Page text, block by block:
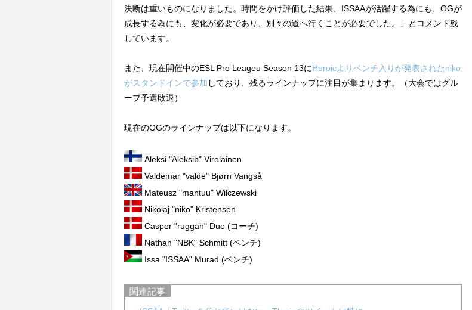
決断は重いものになりました。時間をかけ評価した結果、ISSAAが活躍する為にも、OGが
成長する為にも、変化が必要であり、別々の道へ行くことが必要でした。」とコメント残
しています。
また、現在開催中のESL Pro Leageu Season 13にHeroicよりベンチ入りが発表されたniko
がスタンドインで参加 しており、残るラインナップに注目が集まります。（大会ではグル
ープ予選敗退）
現在のOGのラインナップは以下になります。
Aleksi "Aleksib" Virolainen
Valdemar "valde" Bjørn Vangså
Mateusz "mantuu" Wilczewski
Nikolaj "niko" Kristensen
Casper "⁠ruggah⁠" Due (コーチ)
Nathan "NBK" Schmitt (ベンチ)
Issa "ISSAA" Murad (ベンチ)
関連記事